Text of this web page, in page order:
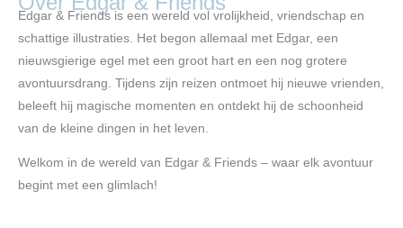
a
g
r
a
m
b
o
o
k
u
b
e
Edgar & Friends is een wereld vol vrolijkheid, vriendschap en
schattige illustraties. Het begon allemaal met Edgar, een
nieuwsgierige egel met een groot hart en een nog grotere
avontuursdrang. Tijdens zijn reizen ontmoet hij nieuwe vrienden,
beleeft hij magische momenten en ontdekt hij de schoonheid
van de kleine dingen in het leven.
Welkom in de wereld van Edgar & Friends – waar elk avontuur
begint met een glimlach!